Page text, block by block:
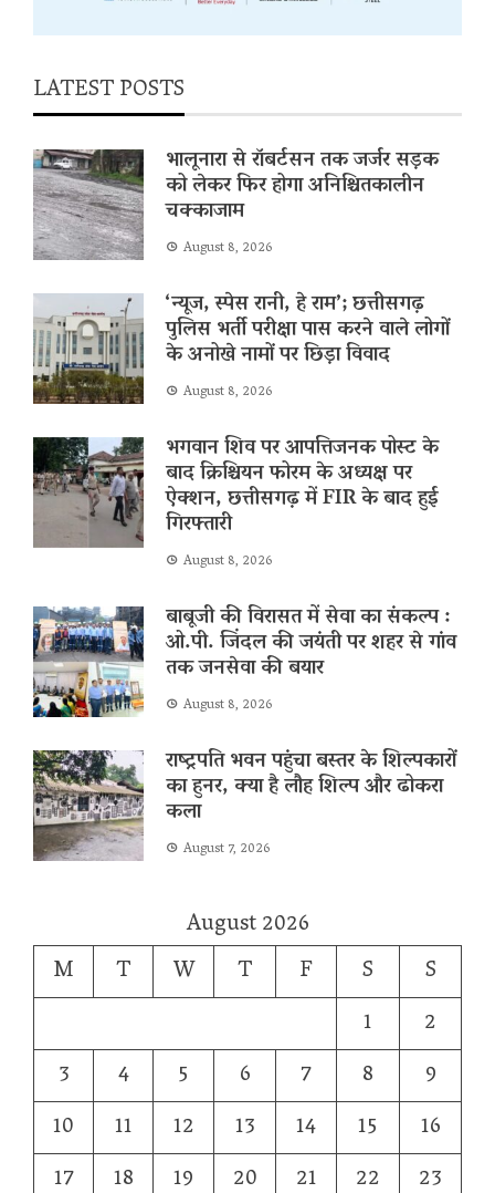
LATEST POSTS
भालूनारा से रॉबर्टसन तक जर्जर सड़क
को लेकर फिर होगा अनिश्चितकालीन
चक्काजाम
August 8, 2026
‘न्यूज, स्पेस रानी, ​​हे राम’; छत्तीसगढ़
पुलिस भर्ती परीक्षा पास करने वाले लोगों
के अनोखे नामों पर छिड़ा विवाद
August 8, 2026
भगवान शिव पर आपत्तिजनक पोस्ट के
बाद क्रिश्चियन फोरम के अध्यक्ष पर
ऐक्शन, छत्तीसगढ़ में FIR के बाद हुई
गिरफ्तारी
August 8, 2026
बाबूजी की विरासत में सेवा का संकल्प :
ओ.पी. जिंदल की जयंती पर शहर से गांव
तक जनसेवा की बयार
August 8, 2026
राष्ट्रपति भवन पहुंचा बस्तर के शिल्पकारों
का हुनर, क्या है लौह शिल्प और ढोकरा
कला
August 7, 2026
August 2026
M
T W T F S
S
1
2
3
4 5 6 7 8
9
10
11 12 13 14 15
16
17
18 19 20 21 22 23